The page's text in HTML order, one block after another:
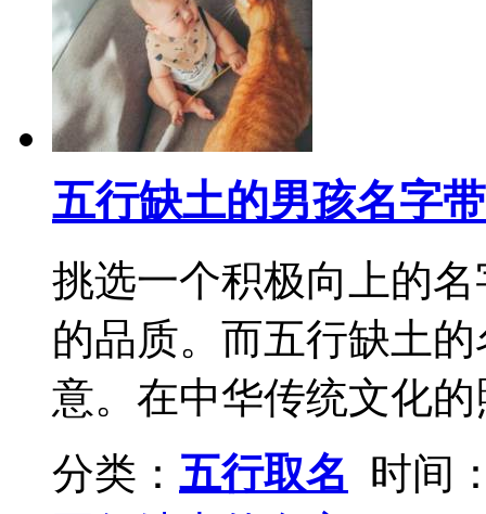
五行缺土的男孩名字
挑选一个积极向上的
的品质。而五行缺土
意。在中华传统文化
分类： 五行取名 时间